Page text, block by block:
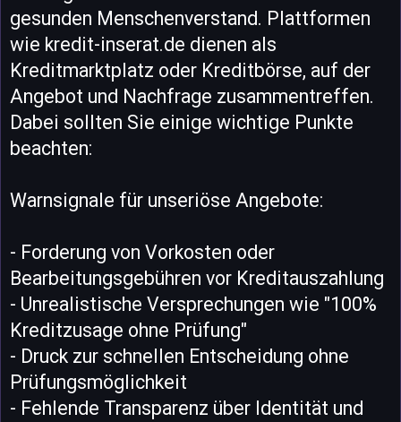
gesunden Menschenverstand. Plattformen
wie kredit-inserat.de dienen als
Kreditmarktplatz oder Kreditbörse, auf der
Angebot und Nachfrage zusammentreffen.
Dabei sollten Sie einige wichtige Punkte
beachten:
Warnsignale für unseriöse Angebote:
- Forderung von Vorkosten oder
Bearbeitungsgebühren vor Kreditauszahlung
- Unrealistische Versprechungen wie "100%
Kreditzusage ohne Prüfung"
- Druck zur schnellen Entscheidung ohne
Prüfungsmöglichkeit
- Fehlende Transparenz über Identität und